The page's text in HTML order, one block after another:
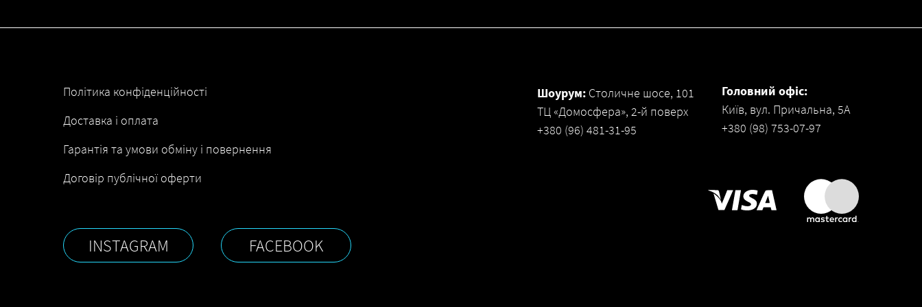
Доставка і оплата
Головний офіс:
Київ, вул. Причальна, 5А
+380 (98) 753-07-97
Політика конфіденційності
Договір публічної оферти
Гарантія та умови обміну і повернення
FACEBOOK
INSTAGRAM
Шоурум: Столичне шосе, 101
ТЦ «Домосфера», 2-й поверх
+380 (96) 481-31-95